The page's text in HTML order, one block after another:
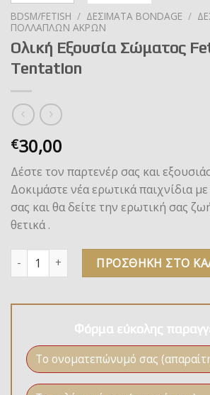
BDSM/FETISH / ΔΕΣΊΜΑΤΑ BONDAGE /
ΠΟΛΛΑΠΛΏΝ ΆΚΡΩΝ
Ολική Εξουσία Σώματος
Tentation
€30,00
Δέστε τον παρτενέρ σας και
Δοκιμάστε νέα ερωτικά παιχνίδια
σας και θα δείτε την ερωτική σας
θετικά .
Ολική Εξουσία Σώματος Fetish Tentation
ΠΡΟΣΘΉΚΗ ΣΤΟ
Φόρμα εύκολης